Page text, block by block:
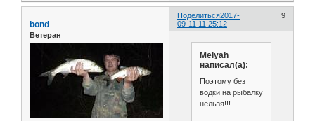
Поделиться 9
2017-
09-11 11:25:12
bond
Ветеран
Melyah
написал(а):
Поэтому без
водки на рыбалку
нельзя!!!